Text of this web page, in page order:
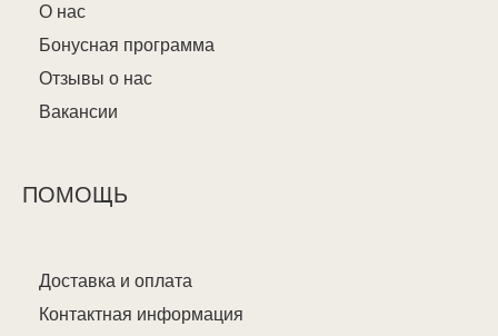
О нас
Бонусная программа
Отзывы о нас
Вакансии
ПОМОЩЬ
Доставка и оплата
Контактная информация